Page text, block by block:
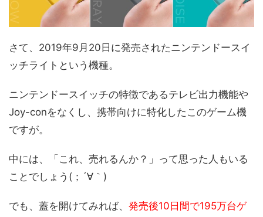
さて、2019年9月20日に発売されたニンテンドースイ
ッチライトという機種。
ニンテンドースイッチの特徴であるテレビ出力機能や
Joy-conをなくし、携帯向けに特化したこのゲーム機
ですが。
中には、「これ、売れるんか？」って思った人もいる
ことでしょう(；´∀｀)
でも、蓋を開けてみれば、 発売後10日間で195万台ゲ